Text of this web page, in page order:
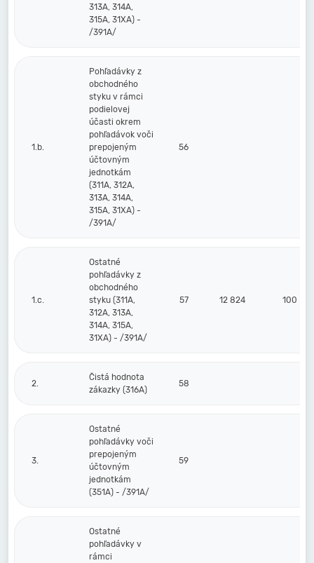
313A, 314A,
315A, 31XA) -
/391A/
1.b.
Pohľadávky z
obchodného
styku v rámci
podielovej
účasti okrem
pohľadávok voči
prepojeným
účtovným
jednotkám
(311A, 312A,
313A, 314A,
315A, 31XA) -
/391A/
56
1.c.
Ostatné
pohľadávky z
obchodného
styku (311A,
312A, 313A,
314A, 315A,
31XA) - /391A/
57 12 824 100
2.
Čistá hodnota
zákazky (316A)
58
3.
Ostatné
pohľadávky voči
prepojeným
účtovným
jednotkám
(351A) - /391A/
59
Ostatné
pohľadávky v
rámci